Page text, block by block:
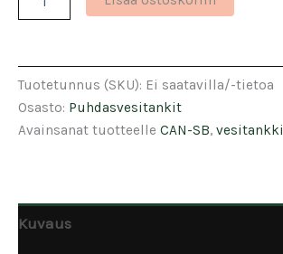
määrä
Tuotetunnus (SKU): Ei saatavilla/-tietoa
Osasto: Puhdasvesitankit
Avainsanat tuotteelle CAN-SB, vesitankki
Kuvaus